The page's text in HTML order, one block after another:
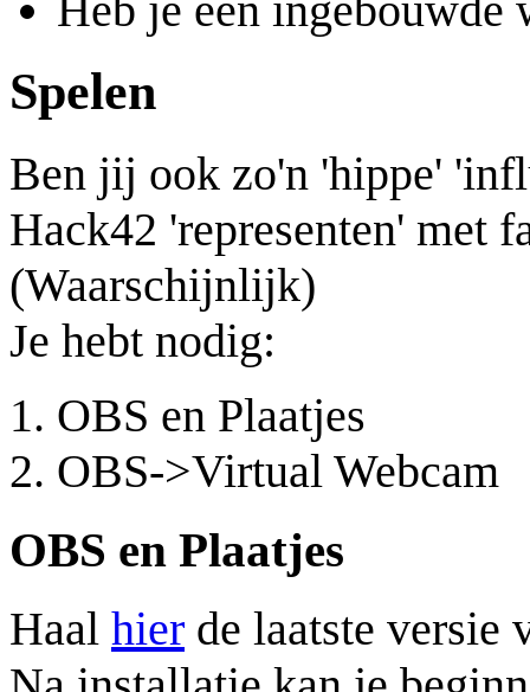
Spelen
Ben jij ook zo'n 'hippe'
Hack42 'representen' met
(Waarschijnlijk)
Je hebt nodig:
OBS en Plaatjes
OBS->Virtual Webcam
OBS en Plaatjes
Haal hier de laatste versie